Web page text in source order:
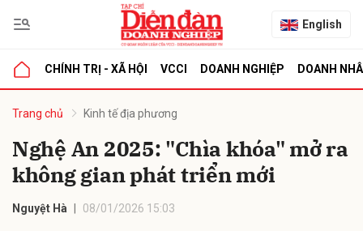
English
CHÍNH TRỊ - XÃ HỘI VCCI DOANH NGHIỆP DOANH
Trang chủ Kinh tế địa phương
Nghệ An 2025: "Chìa khóa" mở ra
không gian phát triển mới
Nguyệt Hà 08/01/2026 15:03
luận